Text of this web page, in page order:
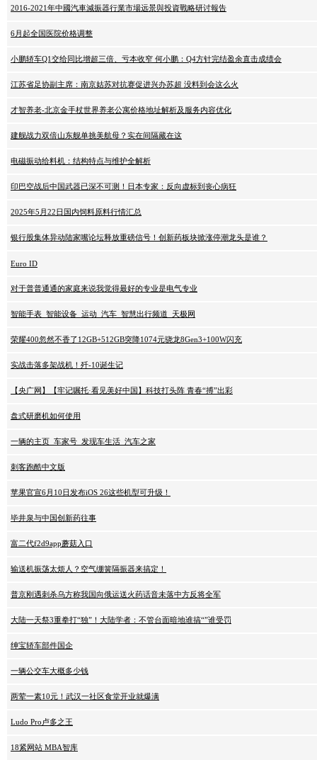
2016-2021年中國汽車減振器行業市場远景與投資戰略研讨報告
6月起全国医院价格调整
小鹏轿车Q1交给同比增超三倍、亏本收窄 何小鹏：Q4方针完结盈余直击成绩会
江苏省足协副主席：南京姑苏对抗赛促进兴办苏超 没料到会这么火
才智养老-北京金手杖世界养老公寓价格地址解析及服务内容优化
建舰战力双倍山东舰单挑美航母？实在间隔藏在这
电磁振动给料机：结构特点与维护全解析
印巴空战后中国武器已深不可测！日本专家：反向虚标到丧心病狂
2025年5月22日国内饲料原料行情汇总
银行股集体异动陆家嘴论坛释放重磅信号！创新药板块掀涨停潮龙头是谁？
Euro ID
对于普普通通的家庭来说我觉得最好的专业是电气专业
智能手表_智能设备_运动_汽车_智慧出行频道_天极网
荣耀400忽然不香了12GB+512GB突降1074元骁龙8Gen3+100W闪充
实战击落多架战机！歼-10诞生记
【央广网】【牢记嘱托·看见美好中国】科技打头阵 青春“搏”出彩
盘式研磨机如何使用
一辆的主页_车家号_发现车生活_汽车之家
刺客跑酷中文版
苹果官宣6月10日发布iOS 26这些机型可升级！
毕井泉与中国创新药往事
富二代f2d9app蘑菇入口
输送机振荡太烦人？空气绷簧隔振器来搞定！
普京刚遇刺杀乌方称我国向俄运送火药话音未落中方反将全军
大陆一天祭3重拳打“独”！大陆学者：不管台面暗地谁搞“”谁受罚
绅宝轿车部件国企
一辆公交车大概多少钱
两荤一素10元！武汉一社区食堂开业就爆满
Ludo Pro卢多之王
18紧网站 MBA智库